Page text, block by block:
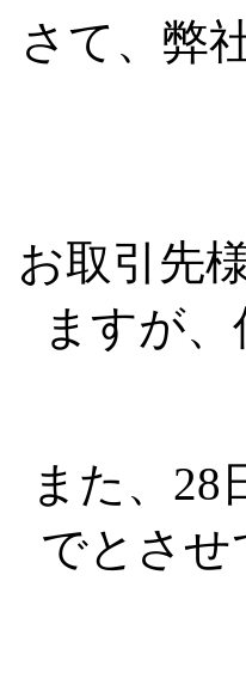
さて、弊
お取引先
ますが
また、28
でとさせ